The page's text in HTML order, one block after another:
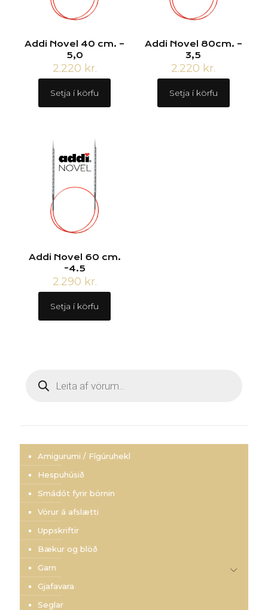
Addi Novel 40 cm. –
5,0
2.220 kr.
Setja í körfu
Addi Novel 80cm. –
3,5
2.220 kr.
Setja í körfu
Addi Novel 60 cm.
-4.5
2.290 kr.
Setja í körfu
search
Amigurumi / Fígúruhekl
Hespuhúsið
Smádót fyrir börnin
Vörur á afslætti
Uppskriftir
Bækur og blöð
Garn
Gjafavara
Seglar